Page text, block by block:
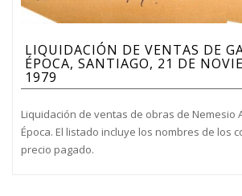
LIQUIDACIÓN DE VENTAS DE
ÉPOCA, SANTIAGO, 21 DE
1979
Liquidación de ventas de obras de Nemesio
Época. El listado incluye los nombres de los
precio pagado.